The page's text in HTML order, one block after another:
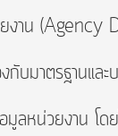
งาน (Agency
บมาตรฐานแล
ลหน่วยงาน โ